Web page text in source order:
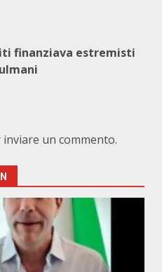
finanziava estremisti
inviare un commento.